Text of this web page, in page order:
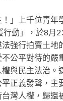
！」上千位青
行動」，於8月
強行拍賣土地
公平對待的嚴
與民主法治。
正義發聲，主
灣人權，歸還